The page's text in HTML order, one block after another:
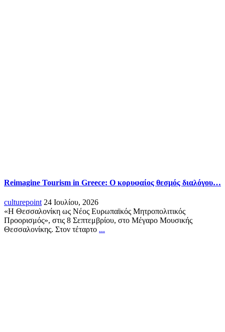
Reimagine Tourism in Greece: O κορυφαίος θεσμός διαλόγου…
culturepoint 24 Ιουλίου, 2026
«Η Θεσσαλονίκη ως Νέος Ευρωπαϊκός Μητροπολιτικός
Προορισμός», στις 8 Σεπτεμβρίου, στο Μέγαρο Μουσικής
Θεσσαλονίκης. Στον τέταρτο ...